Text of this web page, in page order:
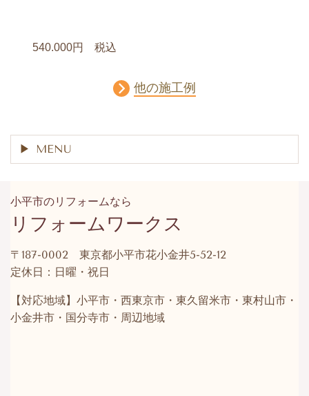
540.000円 税込
他の施工例
MENU
小平市のリフォームなら
リフォームワークス
〒187-0002 東京都小平市花小金井5-52-12
定休日：日曜・祝日
【対応地域】小平市・西東京市・東久留米市・東村山市・
小金井市・国分寺市・周辺地域